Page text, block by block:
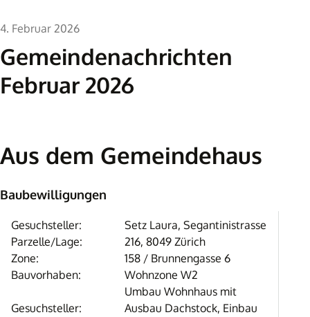
Gemeindenachrichten
Februar 2026
4. Februar 2026
Aus dem Gemeindehaus
Baubewilligungen
Gesuchsteller:
Parzelle/Lage:
Zone:
Bauvorhaben:
Gesuchsteller:
Setz Laura, Segantinistrasse
216, 8049 Zürich
158 / Brunnengasse 6
Wohnzone W2
Umbau Wohnhaus mit
Ausbau Dachstock, Einbau